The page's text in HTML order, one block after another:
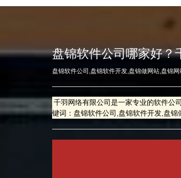
盘锦软件公司哪家好？
盘锦软件公司,盘锦软件开发,盘锦做网站,盘锦
千羽网络有限公司是一家专业的软件公
键词：盘锦软件公司,盘锦软件开发,盘